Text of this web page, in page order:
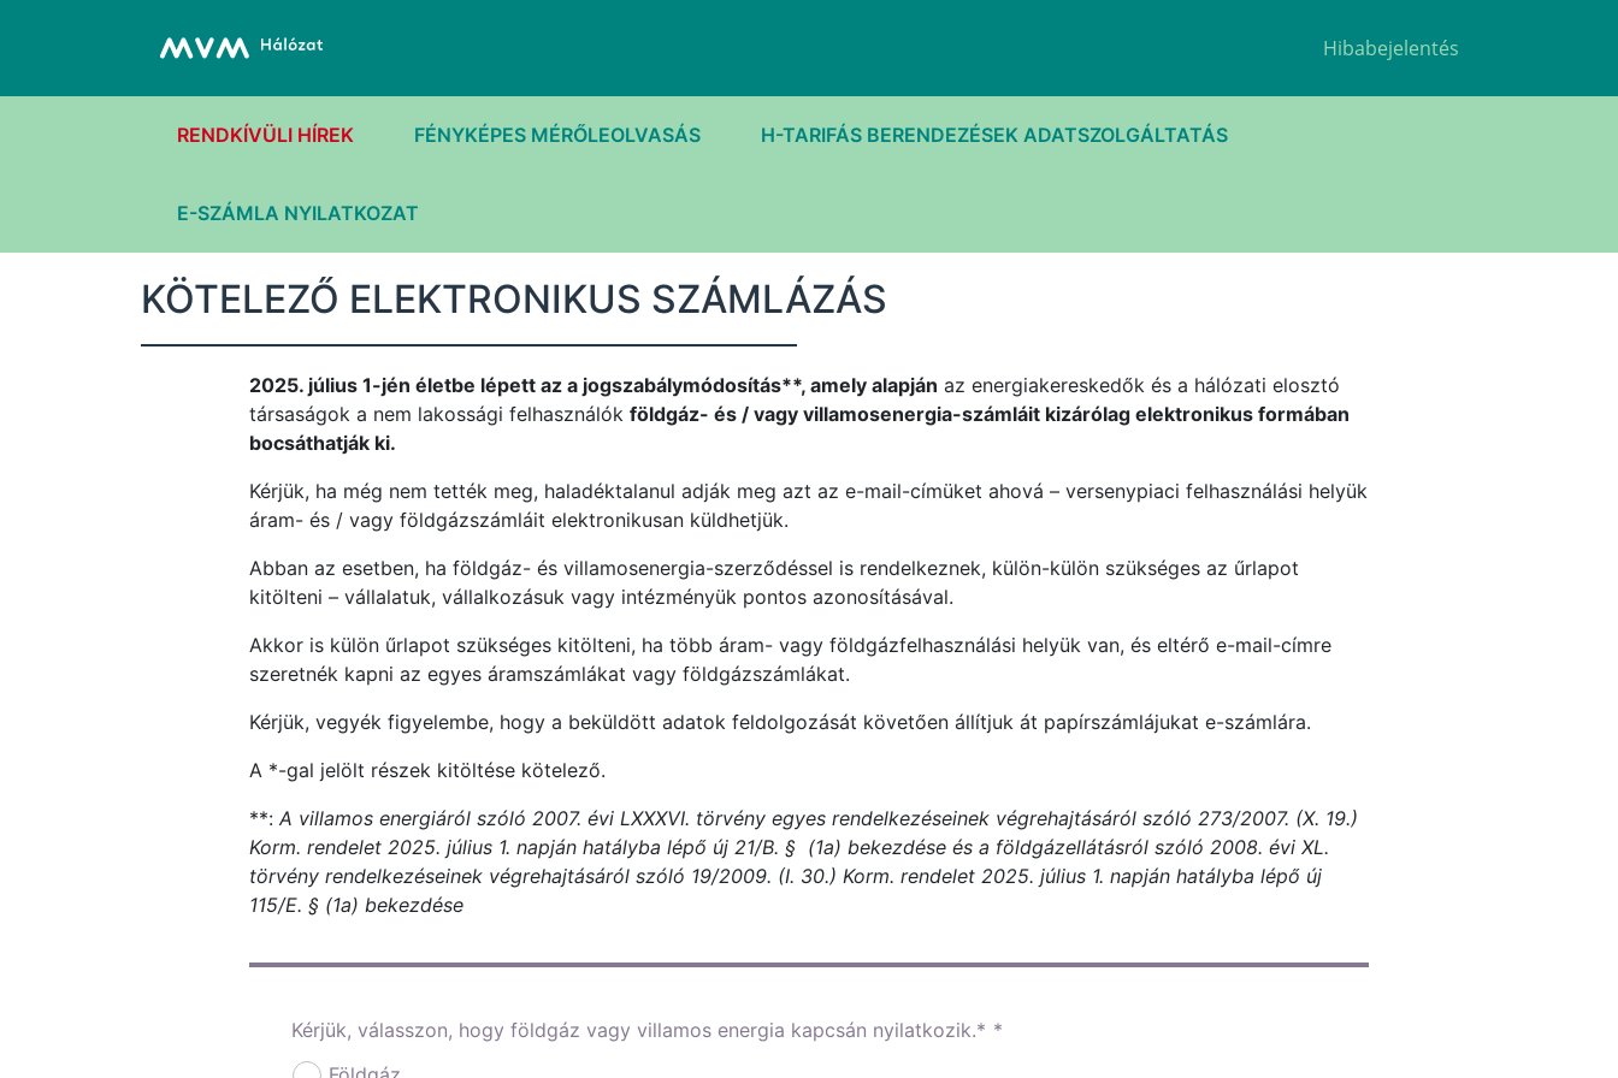
Hibabejelentés
RENDKÍVÜLI HÍREK FÉNYKÉPES MÉRŐLEOLVASÁS H-TARIFÁS BERENDEZÉSEK ADATSZOLGÁLTATÁS
E-SZÁMLA NYILATKOZAT
KÖTELEZŐ ELEKTRONIKUS SZÁMLÁZÁS
2025. július 1-jén életbe lépett az a jogszabálymódosítás**, amely alapján az energiakereskedők és a hálózati elosztó
társaságok a nem lakossági felhasználók földgáz- és / vagy villamosenergia-számláit kizárólag elektronikus formában
bocsáthatják ki.
Kérjük, ha még nem tették meg, haladéktalanul adják meg azt az e-mail-címüket ahová – versenypiaci felhasználási helyük
áram- és / vagy földgázszámláit elektronikusan küldhetjük.
Abban az esetben, ha földgáz- és villamosenergia-szerződéssel is rendelkeznek, külön-külön szükséges az űrlapot
kitölteni – vállalatuk, vállalkozásuk vagy intézményük pontos azonosításával.
Akkor is külön űrlapot szükséges kitölteni, ha több áram- vagy földgázfelhasználási helyük van, és eltérő e-mail-címre
szeretnék kapni az egyes áramszámlákat vagy földgázszámlákat.
Kérjük, vegyék figyelembe, hogy a beküldött adatok feldolgozását követően állítjuk át papírszámlájukat e-számlára.
A *-gal jelölt részek kitöltése kötelező.
**: A villamos energiáról szóló 2007. évi LXXXVI. törvény egyes rendelkezéseinek végrehajtásáról szóló 273/2007. (X. 19.)
Korm. rendelet 2025. július 1. napján hatályba lépő új 21/B. § (1a) bekezdése és a földgázellátásról szóló 2008. évi XL.
törvény rendelkezéseinek végrehajtásáról szóló 19/2009. (I. 30.) Korm. rendelet 2025. július 1. napján hatályba lépő új
115/E. § (1a) bekezdése
Kérjük, válasszon, hogy földgáz vagy villamos energia kapcsán nyilatkozik.* *